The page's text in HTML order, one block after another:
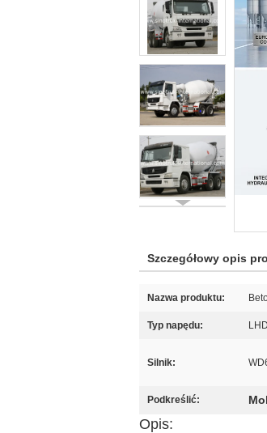
Szczegółowy opis
Nazwa produktu:
Typ napędu:
Silnik:
Podkreślić:
Opis: